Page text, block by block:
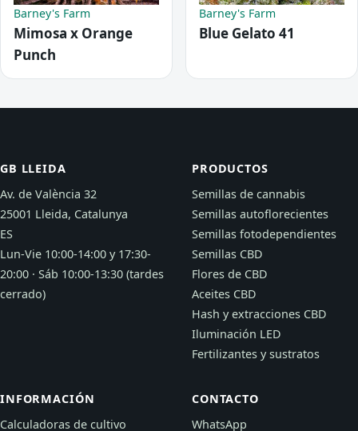
Barney's Farm
Mimosa x Orange
Punch
Barney's Farm
Blue Gelato 41
GB LLEIDA
Av. de València 32
25001 Lleida, Catalunya
ES
Lun-Vie 10:00-14:00 y 17:30-
20:00 · Sáb 10:00-13:30 (tardes
cerrado)
PRODUCTOS
Semillas de cannabis
Semillas autoflorecientes
Semillas fotodependientes
Semillas CBD
Flores de CBD
Aceites CBD
Hash y extracciones CBD
Iluminación LED
Fertilizantes y sustratos
INFORMACIÓN
Calculadoras de cultivo
CONTACTO
WhatsApp